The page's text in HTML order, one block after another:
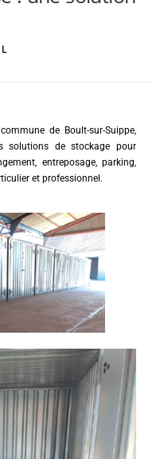
de Boult-sur-Suippe,
solutions de stockage pour
entreposage, parking,
et professionnel.